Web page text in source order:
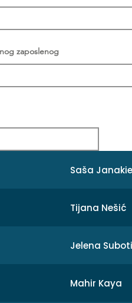
zaposlenog
Saša
Tijana Nešić
Jelena
Mahir Kaya